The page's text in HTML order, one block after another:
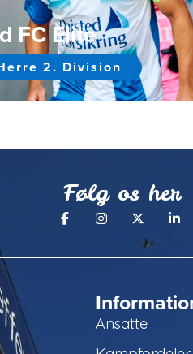
FC Elite
2. Division
Følg os her
Ansatte